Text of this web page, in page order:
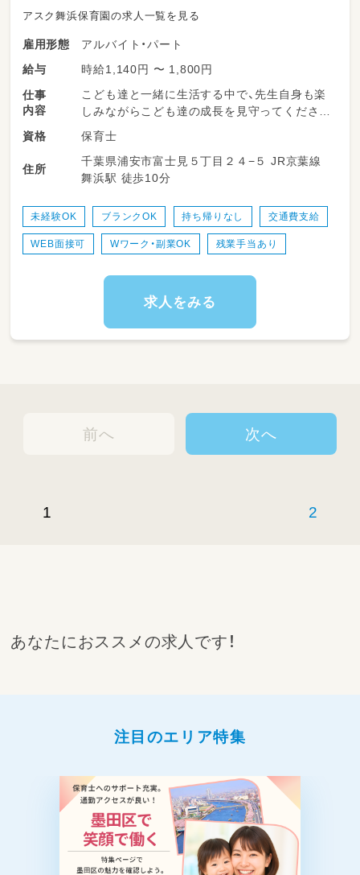
アスク舞浜保育園の求人一覧を見る
雇用形態
アルバイト・パート
給与
時給1,140円 〜 1,800円
仕事
内容
こども達と一緒に生活する中で、先生自身も楽
しみながらこども達の成長を見守ってくださ
い。
〇午睡時の呼吸チェック・検温・視診
〇食事・睡眠・排泄などの自立へのサポート
〇自由遊び・行事の準備
〇連絡帳記入 など
一緒に働く職員がフォローするので、未経験や
ブランクのある方もご安心ください。
資格 保育士
住所
千葉県浦安市富士見５丁目２４−５ JR京葉線
舞浜駅 徒歩10分
未経験OK ブランクOK 持ち帰りなし 交通費支給
WEB面接可 Wワーク・副業OK 残業手当あり
求人をみる
前へ
1 2
次へ
あなたにおススメの求人です！
注目のエリア特集